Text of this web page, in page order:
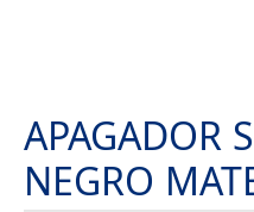
APAGADOR
NEGRO